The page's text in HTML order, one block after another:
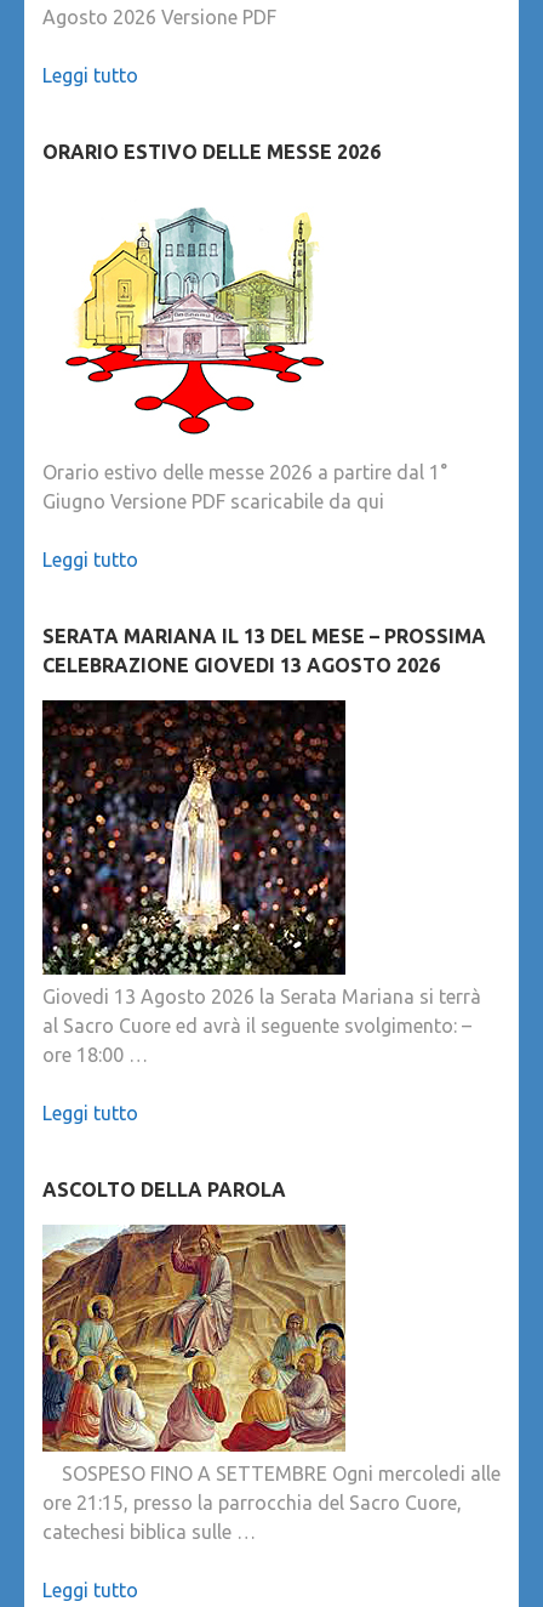
Agosto 2026 Versione PDF
Leggi tutto
ORARIO ESTIVO DELLE MESSE 2026
Orario estivo delle messe 2026 a partire dal 1°
Giugno Versione PDF scaricabile da qui
Leggi tutto
SERATA MARIANA IL 13 DEL MESE – PROSSIMA
CELEBRAZIONE GIOVEDI 13 AGOSTO 2026
Giovedi 13 Agosto 2026 la Serata Mariana si terrà
al Sacro Cuore ed avrà il seguente svolgimento: –
ore 18:00 …
Leggi tutto
ASCOLTO DELLA PAROLA
SOSPESO FINO A SETTEMBRE Ogni mercoledi alle
ore 21:15, presso la parrocchia del Sacro Cuore,
catechesi biblica sulle …
Leggi tutto